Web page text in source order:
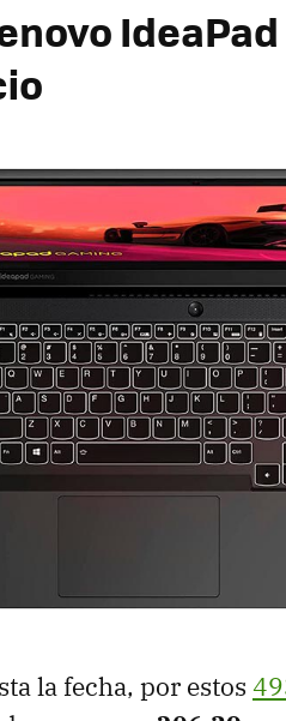
IdeaPad
la fecha, por estos